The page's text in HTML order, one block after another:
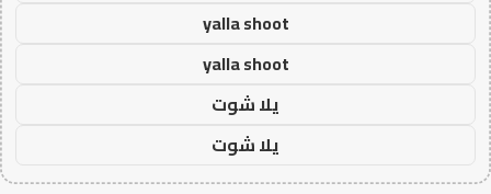
yalla shoot
yalla shoot
يلا شوت
يلا شوت